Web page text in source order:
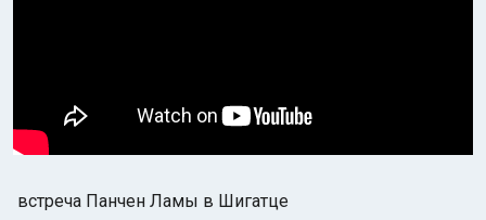
встреча Панчен Ламы в Шигатце